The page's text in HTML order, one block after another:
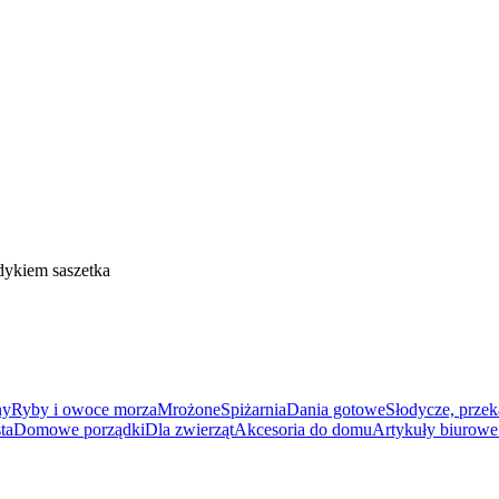
Ryby i owoce morzaMrożoneSpiżarniaDania gotoweSłodycze,
Domowe porządkiDla zwierzątAkcesoria do domuArtykuły
saszetka